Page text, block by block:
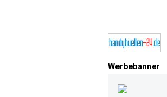
Werbebanner